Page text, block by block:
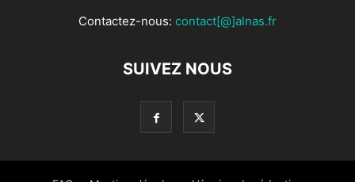
Contactez-nous: contact[@]alnas.fr
SUIVEZ NOUS